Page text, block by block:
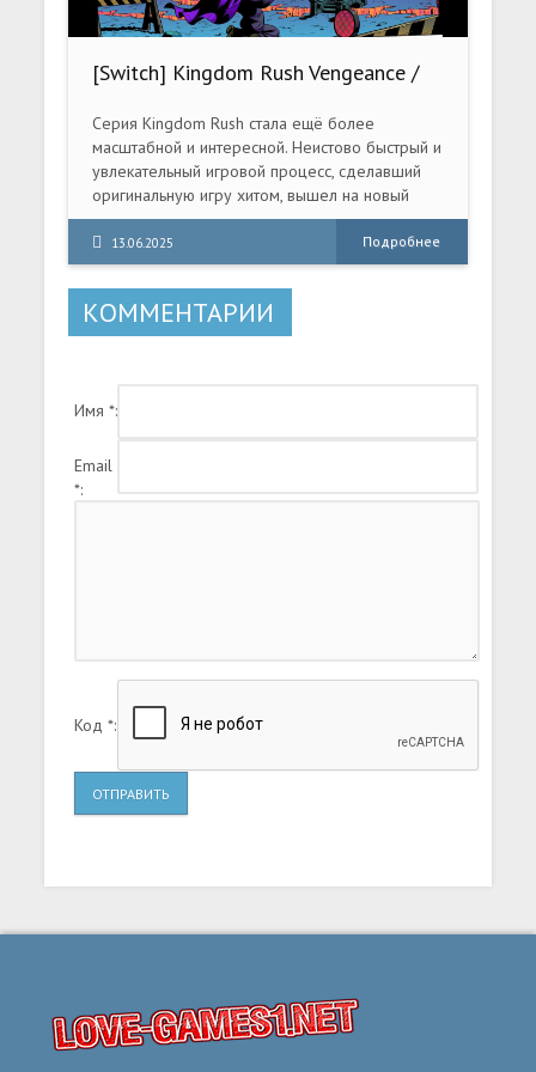
дне морском, а заодно выяснить, что случилось
исследовать подводный мир, собирать
опасными обитателями глубин.
[Switch] Kingdom Rush Vengeance /
Frontiers / Origin / Kingdom Rush
[NSZ][RUS/Multi9]
Серия Kingdom Rush стала ещё более
масштабной и интересной. Неистово быстрый и
увлекательный игровой процесс, сделавший
оригинальную игру хитом, вышел на новый
уровень.
13.06.2025 Подробнее
КОММЕНТАРИИ
Имя *:
Email
*:
Код *:
ОТПРАВИТЬ